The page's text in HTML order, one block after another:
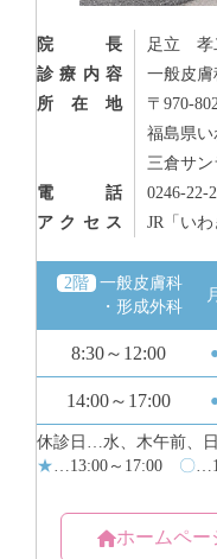
院長
足立 孝
診療内容
一般皮
所在地
〒970-
福島県い
三倉サン
電話
0246-22-
アクセス
JR「い
ホームペー